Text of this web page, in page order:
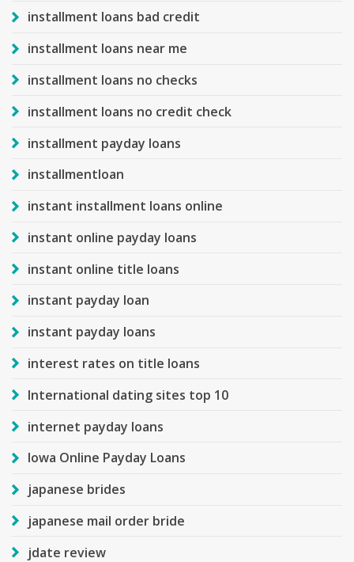
installment loans bad credit
installment loans near me
installment loans no checks
installment loans no credit check
installment payday loans
installmentloan
instant installment loans online
instant online payday loans
instant online title loans
instant payday loan
instant payday loans
interest rates on title loans
International dating sites top 10
internet payday loans
Iowa Online Payday Loans
japanese brides
japanese mail order bride
jdate review